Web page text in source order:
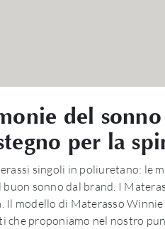
del
per la
singoli in poliuretano: le
sonno dal brand. I
modello di Materasso
proponiamo nel nostro